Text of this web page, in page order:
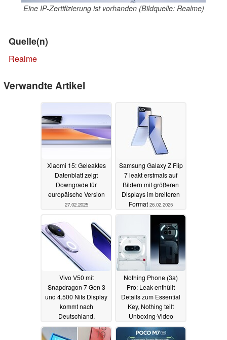
Eine IP-Zertifizierung ist vorhanden (Bildquelle: Realme)
Quelle(n)
Realme
Verwandte Artikel
Xiaomi 15: Geleaktes
Datenblatt zeigt
Downgrade für
europäische Version
27.02.2025
Samsung Galaxy Z Flip
7 leakt erstmals auf
Bildern mit größeren
Displays im breiteren
Format 26.02.2025
Vivo V50 mit
Snapdragon 7 Gen 3
und 4.500 Nits Display
kommt nach
Deutschland,
zusammen mit Vivo
V50e und V50 Lite
Nothing Phone (3a)
Pro: Leak enthüllt
Details zum Essential
Key, Nothing teilt
Unboxing-Video
26.02.2025